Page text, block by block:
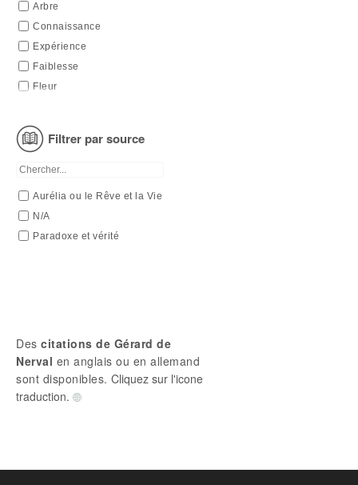
Arbre
Connaissance
Expérience
Faiblesse
Fleur
Ignorance
Illusion
Ingratitude
Soleil
Univers
Vertu
Filtrer par source
Aurélia ou le Rêve et la Vie
N/A
Paradoxe et vérité
Des citations de Gérard de
Nerval en anglais ou en allemand
sont disponibles. Cliquez sur l'icone
traduction.